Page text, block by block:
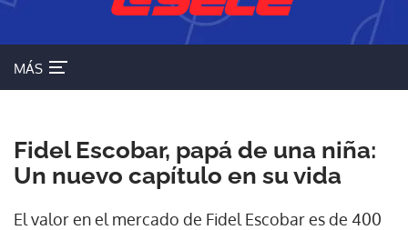
MÁS
Fidel Escobar, papá de una niña:
Un nuevo capítulo en su vida
El valor en el mercado de Fidel Escobar es de 400